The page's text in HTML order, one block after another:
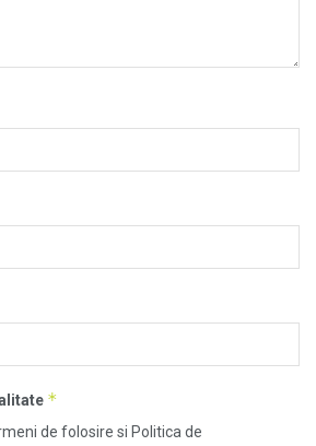
*
de folosire si Politica de